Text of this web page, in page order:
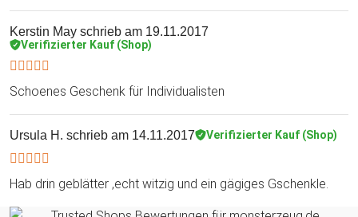
Kerstin May schrieb am 19.11.2017
Verifizierter Kauf (Shop)
Schoenes Geschenk für Individualisten
Ursula H. schrieb am 14.11.2017 Verifizierter Kauf (Shop)
Hab drin geblätter ,echt witzig und ein gägiges Gschenkle.